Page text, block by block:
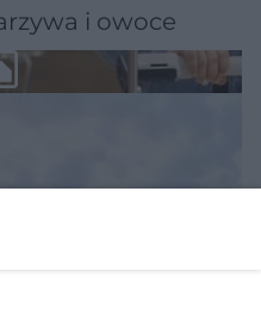
i owoce